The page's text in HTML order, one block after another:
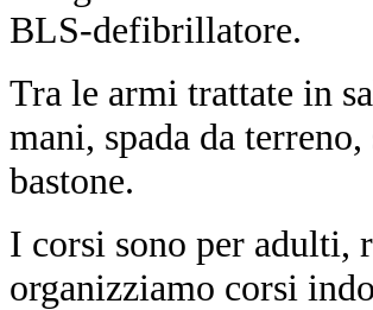
BLS-defibrillatore.
Tra le armi trattate in
mani, spada da
bastone.
I corsi sono per adulti,
organizziamo corsi